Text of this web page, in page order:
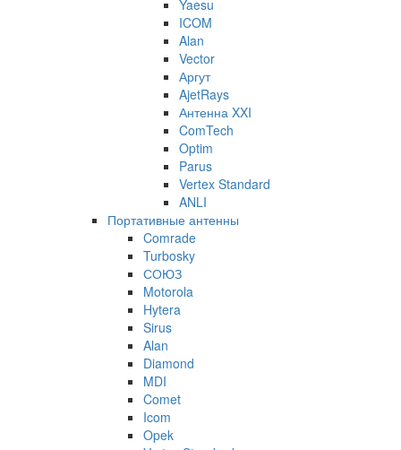
Yaesu
ICOM
Alan
Vector
Аргут
AjetRays
Антенна XXI
ComTech
Optim
Parus
Vertex Standard
ANLI
Портативные антенны
Comrade
Turbosky
СОЮЗ
Motorola
Hytera
Sirus
Alan
Diamond
MDI
Comet
Icom
Opek